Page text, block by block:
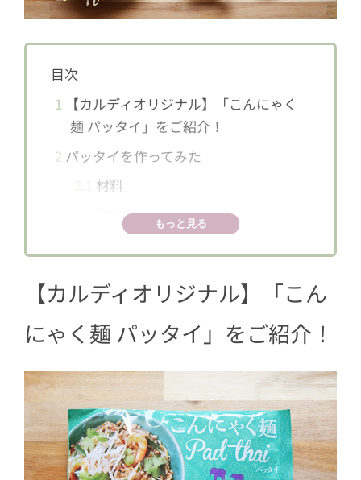
目次
1 【カルディオリジナル】「こんにゃく
麺 パッタイ」をご紹介！
2 パッタイを作ってみた
材料
作り方
もっと見る
【カルディオリジナル】「こん
にゃく麺 パッタイ」をご紹介！